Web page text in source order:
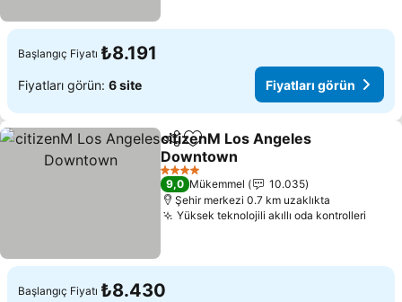
Başlangıç Fiyatı ₺8.191
Fiyatları görün: 6 site Fiyatları görün
PaylaşFavorilerime ekle
citizenM Los Angeles
Downtown
Fiyatları görün
4 Yıldız
9,0 Mükemmel
10.035
Şehir merkezi 0.7 km uzaklıkta
Yüksek teknolojili akıllı oda kontrolleri
Başlangıç Fiyatı ₺8.430